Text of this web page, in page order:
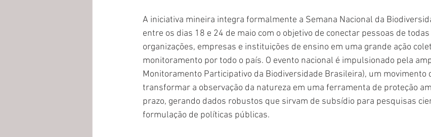
A iniciativa mineira integra formalmente a Semana Nacional da
entre os dias 18 e 24 de maio com o objetivo de conectar pessoas de
organizações, empresas e instituições de ensino em uma grande ação
monitoramento por todo o país. O evento nacional é impulsionado pela
Monitoramento Participativo da Biodiversidade Brasileira), um movimento
transformar a observação da natureza em uma ferramenta de proteção
prazo, gerando dados robustos que sirvam de subsídio para pesquisas
formulação de políticas públicas.